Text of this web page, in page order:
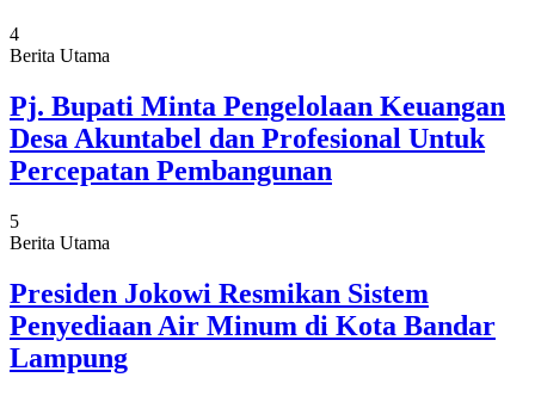
4
Berita Utama
Pj. Bupati Minta Pengelolaan Keuangan
Desa Akuntabel dan Profesional Untuk
Percepatan Pembangunan
5
Berita Utama
Presiden Jokowi Resmikan Sistem
Penyediaan Air Minum di Kota Bandar
Lampung